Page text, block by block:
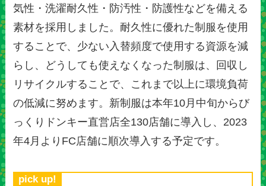
気性・洗濯耐久性・防汚性・防護性などを備える
素材を採用しました。耐久性に優れた制服を使用
することで、少ない入替頻度で使用する資源を減
らし、どうしても使えなくなった制服は、回収し
リサイクルすることで、これまで以上に環境負荷
の低減に努めます。新制服は本年10月中旬からび
っくりドンキー直営店全130店舗に導入し、2023
年4月よりFC店舗に順次導入する予定です。
pick up!